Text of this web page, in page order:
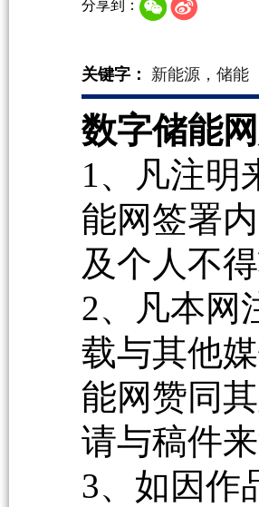
分享到：
关键字： 新能源，储能
数字储能
1、凡注明
能网签署
及个人不
2、凡本网
载与其他
能网赞同
请与稿件
3、如因作